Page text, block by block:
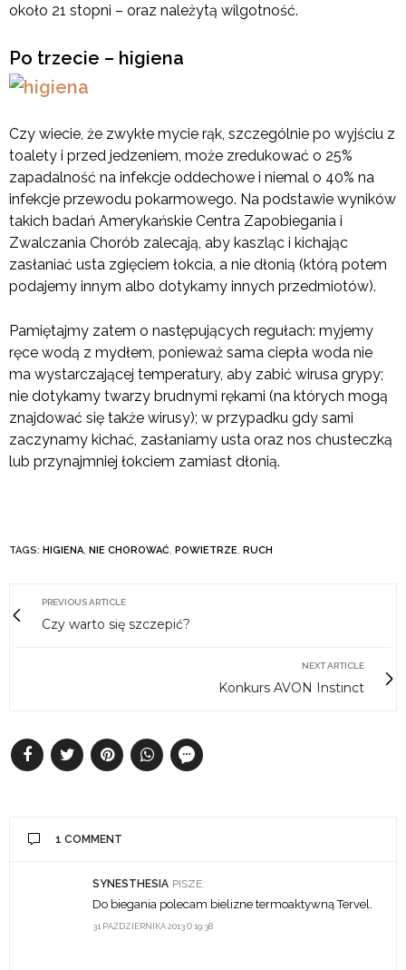
około 21 stopni – oraz należytą wilgotność.
Po trzecie – higiena
Czy wiecie, że zwykłe mycie rąk, szczególnie po wyjściu z
toalety i przed jedzeniem, może zredukować o 25%
zapadalność na infekcje oddechowe i niemal o 40% na
infekcje przewodu pokarmowego. Na podstawie wyników
takich badań Amerykańskie Centra Zapobiegania i
Zwalczania Chorób zalecają, aby kaszląc i kichając
zasłaniać usta zgięciem łokcia, a nie dłonią (którą potem
podajemy innym albo dotykamy innych przedmiotów).
Pamiętajmy zatem o następujących regułach: myjemy
ręce wodą z mydłem, ponieważ sama ciepła woda nie
ma wystarczającej temperatury, aby zabić wirusa grypy;
nie dotykamy twarzy brudnymi rękami (na których mogą
znajdować się także wirusy); w przypadku gdy sami
zaczynamy kichać, zasłaniamy usta oraz nos chusteczką
lub przynajmniej łokciem zamiast dłonią.
TAGS: HIGIENA, NIE CHOROWAĆ, POWIETRZE, RUCH
PREVIOUS ARTICLE
Czy warto się szczepić?
NEXT ARTICLE
Konkurs AVON Instinct
1 COMMENT
SYNESTHESIA PISZE:
31 PAŹDZIERNIKA 2013 O 19:38
Do biegania polecam bielizne termoaktywną Tervel.